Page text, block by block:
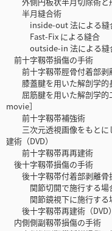
半月縫合術
inside-out 法による縫
Fast-Fix による縫合
outside-in 法による縫
前十字靱帯損傷の手術
前十字靱帯脛骨付着部剥
膝蓋腱を用いた解剖学的
屈筋腱を用いた解剖学的
movie］
前十字靱帯補強術
三次元透視画像をもとに
建術（DVD）
前十字靱帯再再建術
後十字靱帯損傷の手術
後十字靱帯付着部剥離骨
関節切開で施行する場
関節鏡視下に施行する
後十字靱帯再建術（DVD）
内側側副靱帯損傷の手術